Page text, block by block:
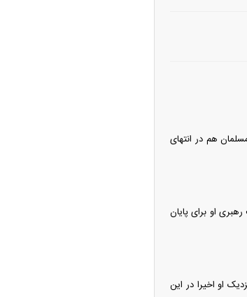
هم در انتهای
او برای پایان
او اخیرا در این